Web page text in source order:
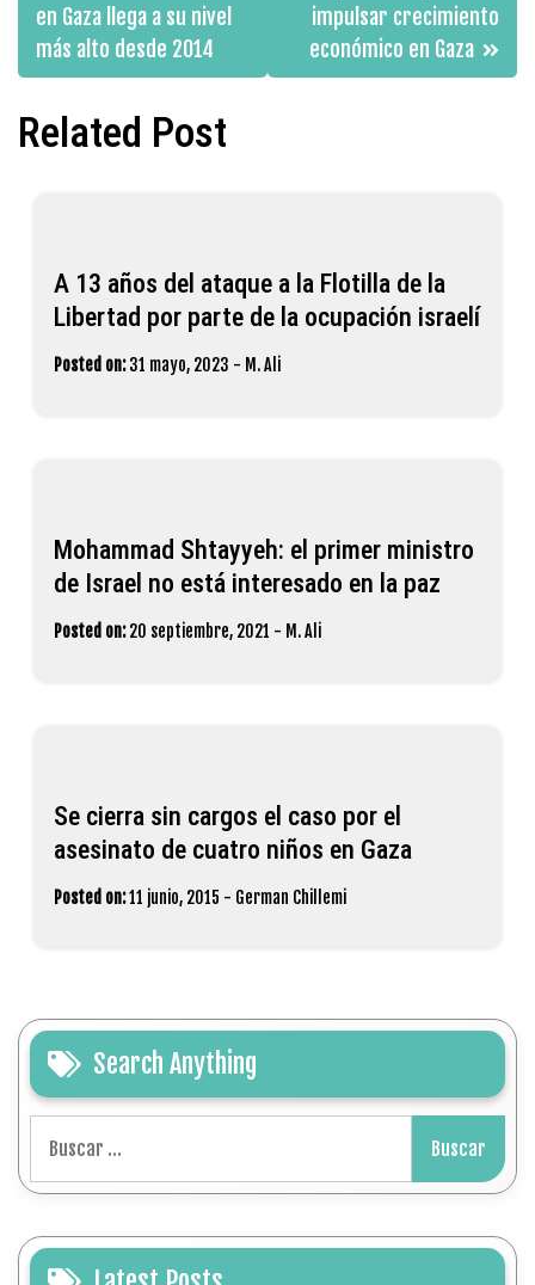
de
entradas
en Gaza llega a su nivel
más alto desde 2014
impulsar crecimiento
económico en Gaza
Related Post
A 13 años del ataque a la Flotilla de la
Libertad por parte de la ocupación israelí
Posted on: 31 mayo, 2023 - M. Ali
Mohammad Shtayyeh: el primer ministro
de Israel no está interesado en la paz
Posted on: 20 septiembre, 2021 - M. Ali
Se cierra sin cargos el caso por el
asesinato de cuatro niños en ‪Gaza‬
Posted on:11 junio, 2015 - German Chillemi
Search Anything